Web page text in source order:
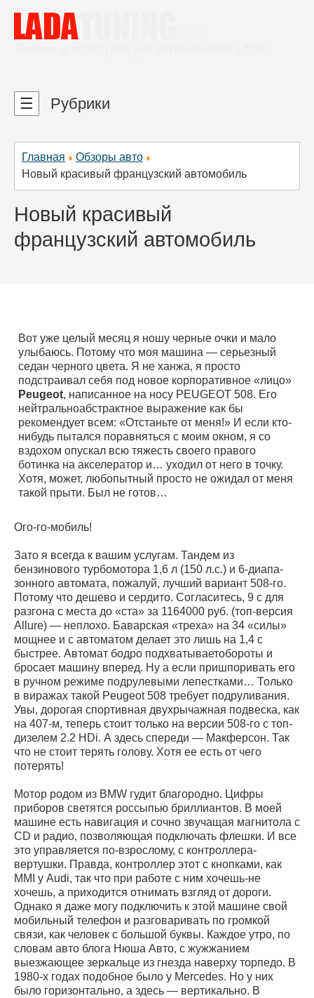
Главная
Обзоры авто
Новый красивый французский автомобиль
Новый красивый
французский автомобиль
Вот уже целый месяц я ношу черные очки и мало
улыбаюсь. Потому что моя машина — серьезный
седан черного цвета. Я не ханжа, я просто
подстраивал себя под новое корпоративное «лицо»
Peugeot, написанное на носу PEUGEOT 508. Его
нейтральноабстрактное выражение как бы
рекомендует всем: «Отстаньте от меня!» И если кто-
нибудь пытался поравняться с моим окном, я со
вздохом опускал всю тяжесть своего правого
ботинка на акселератор и… уходил от него в точку.
Хотя, может, любопытный просто не ожидал от меня
такой прыти. Был не готов…
Ого-го-мобиль!
Зато я всегда к вашим услугам. Тандем из
бензинового турбомотора 1,6 л (150 л.с.) и 6-диапа-
зонного автомата, пожалуй, лучший вариант 508-го.
Потому что дешево и сердито. Согласитесь, 9 с для
разгона с места до «ста» за 1164000 руб. (топ-версия
Allure) — неплохо. Баварская «треха» на 34 «силы»
мощнее и с автоматом делает это лишь на 1,4 с
быстрее. Автомат бодро подхватываетобороты и
бросает машину вперед. Ну а если пришпоривать его
в ручном режиме подрулевыми лепестками… Только
в виражах такой Peugeot 508 требует подруливания.
Увы, дорогая спортивная двухрычажная подвеска, как
на 407-м, теперь стоит только на версии 508-го с топ-
дизелем 2.2 HDi. А здесь спереди — Макферсон. Так
что не стоит терять голову. Хотя ее есть от чего
потерять!
Мотор родом из BMW гудит благородно. Цифры
приборов светятся россыпью бриллиантов. В моей
машине есть навигация и сочно звучащая магнитола с
CD и радио, позволяющая подключать флешки. И все
это управляется по-взрослому, с контроллера-
вертушки. Правда, контроллер этот с кнопками, как
MMI у Audi, так что при работе с ним хочешь-не
хочешь, а приходится отнимать взгляд от дороги.
Однако я даже могу подключить к этой машине свой
мобильный телефон и разговаривать по громкой
связи, как человек с большой буквы. Каждое утро, по
словам авто блога Нюша Авто, с жужжанием
выезжающее зеркальце из гнезда наверху торпедо. В
1980-х годах подобное было у Mercedes. Но у них
было горизонтально, а здесь — вертикально. В
☰ Рубрики